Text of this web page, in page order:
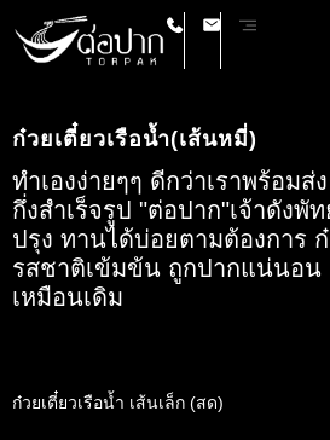
ก๋วยเตี๋ยวเรือน้ำ(เส้นหมี่)
ทำเองง่ายๆๆ ดีกว่าเราพร้อมส่
กึ่งสำเร็จรูป "ต่อปาก"เจ้าดังพั
ปรุง ทานได้บ่อยตามต้องการ
รสชาติเข้มข้น ถูกปากแน่นอน
เหมือนเดิม
ก๋วยเตี๋ยวเรือน้ำ เส้นเล็ก (สด)